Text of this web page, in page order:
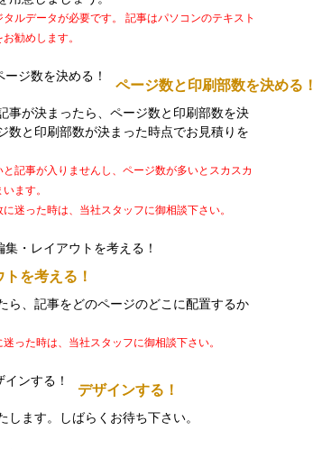
ルデータが必要です。 記事はパソコンのテキスト
勧めします。
ページ数と印刷部数を決める！
事が決まったら、ページ数と印刷部数を決
数と印刷部数が決まった時点でお見積りを
記事が入りませんし、ページ数が多いとスカスカ
ます。
迷った時は、当社スタッフに御相談下さい。
を考える！
ら、記事をどのページのどこに配置するか
った時は、当社スタッフに御相談下さい。
デザインする！
します。しばらくお待ち下さい。